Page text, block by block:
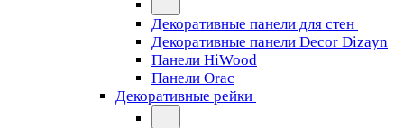
Декоративные панели для стен
Декоративные панели Decor Dizayn
Панели HiWood
Панели Orac
Декоративные рейки